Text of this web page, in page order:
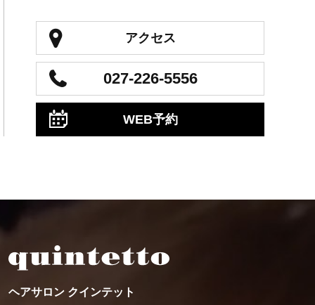
アクセス
027-226-5556
WEB予約
ヘアサロン クインテット